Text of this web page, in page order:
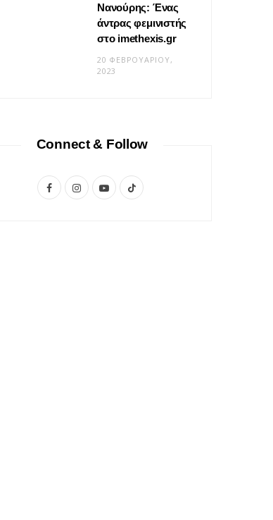
ΣΧΈΣΕΙΣ
Η φροντίδα δεν είναι «δώσ’ το
Νανούρης: Ένας
άντρας φεμινιστής
στο imethexis.gr
20 ΦΕΒΡΟΥΑΡΊΟΥ,
2023
Connect & Follow
F
I
Y
T